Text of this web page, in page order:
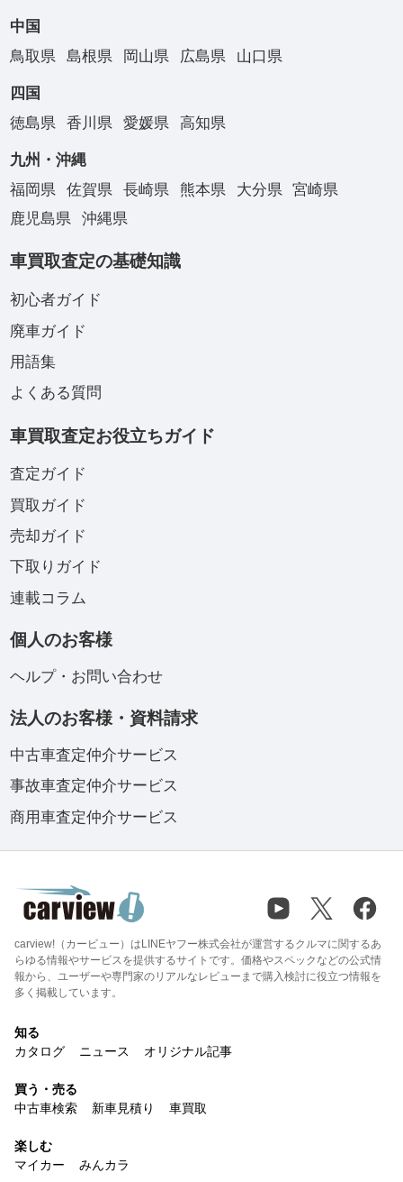
中国
鳥取県
島根県 岡山県 広島県 山口県
四国
徳島県
香川県 愛媛県 高知県
九州・沖縄
福岡県
佐賀県 長崎県 熊本県 大分県
宮崎県
鹿児島県
沖縄県
車買取査定の基礎知識
初心者ガイド
廃車ガイド
用語集
よくある質問
車買取査定お役立ちガイド
査定ガイド
買取ガイド
売却ガイド
下取りガイド
連載コラム
個人のお客様
ヘルプ・お問い合わせ
法人のお客様・資料請求
中古車査定仲介サービス
事故車査定仲介サービス
商用車査定仲介サービス
carview!（カービュー）はLINEヤフー株式会社が運営するクルマに関するあ
らゆる情報やサービスを提供するサイトです。価格やスペックなどの公式情
報から、ユーザーや専門家のリアルなレビューまで購入検討に役立つ情報を
多く掲載しています。
知る
カタログ
ニュース オリジナル記事
買う・売る
中古車検索
新車見積り 車買取
楽しむ
マイカー
みんカラ